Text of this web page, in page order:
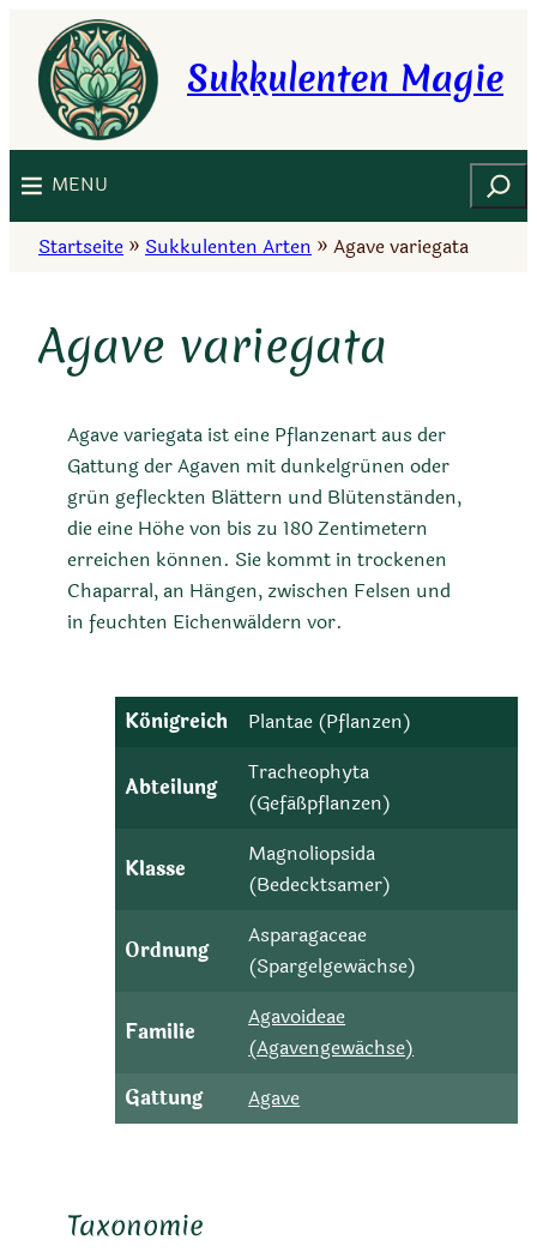
Inhalt
springen
Sukkulenten Magie
MENU Suchen
Startseite » Sukkulenten Arten » Agave variegata
Agave variegata
Agave variegata ist eine Pflanzenart aus der
Gattung der Agaven mit dunkelgrünen oder
grün gefleckten Blättern und Blütenständen,
die eine Höhe von bis zu 180 Zentimetern
erreichen können. Sie kommt in trockenen
Chaparral, an Hängen, zwischen Felsen und
in feuchten Eichenwäldern vor.
Königreich Plantae (Pflanzen)
Abteilung
Tracheophyta
(Gefäßpflanzen)
Klasse
Magnoliopsida
(Bedecktsamer)
Ordnung
Asparagaceae
(Spargelgewächse)
Familie
Agavoideae
(Agavengewächse)
Gattung
Agave
Taxonomie